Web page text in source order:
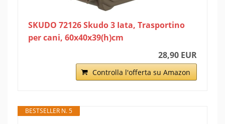
SKUDO 72126 Skudo 3 Iata, Trasportino
per cani, 60x40x39(h)cm
28,90 EUR
Controlla l'offerta su Amazon
BESTSELLER N. 5